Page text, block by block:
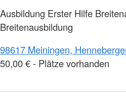
Ausbildung Erster Hilfe
Breitenausbildung
98617 Meiningen,
50,00 € - Plätze vorhanden